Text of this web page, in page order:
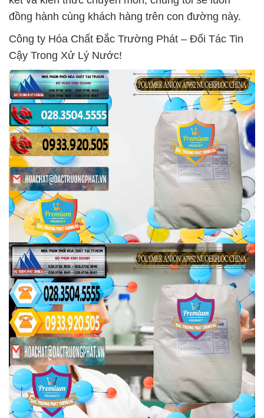
đồng hành cùng khách hàng trên con đường này.
Công ty Hóa Chất Đắc Trường Phát – Đối Tác Tin
Cậy Trong Xử Lý Nước!